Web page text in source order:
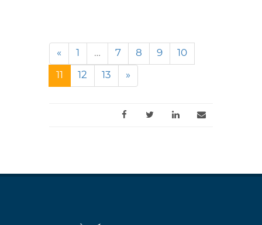
« … 7 8 9 10
(nykyinen)
12 13 »